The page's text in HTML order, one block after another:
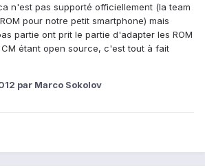
n'est pas supporté officiellement (la team
pour notre petit smartphone) mais
partie ont prit le partie d'adapter les ROM
étant open source, c'est tout à fait
par Marco Sokolov